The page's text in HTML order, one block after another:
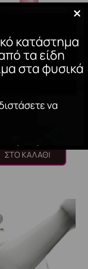
κατάστημα
τα είδη
στα φυσικά
να
15ml.
ΠΡΟΣΘΉΚΗ
ΣΤΟ ΚΑΛΆΘΙ